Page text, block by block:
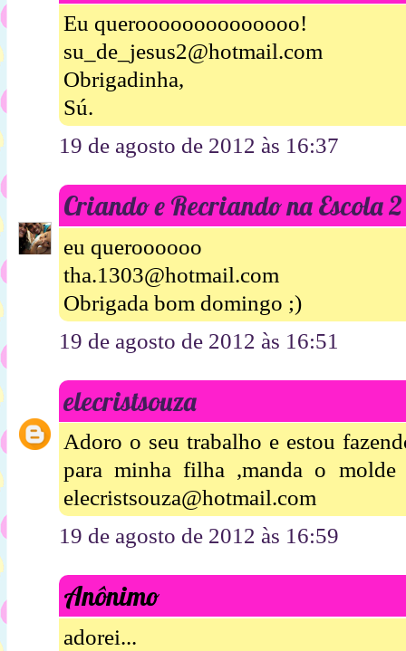
Eu queroooooooooooooo!
su_de_jesus2@hotmail.com
Obrigadinha,
Sú.
19 de agosto de 2012 às 16:37
Criando e Recriando na Escola 2
eu queroooooo
tha.1303@hotmail.com
Obrigada bom domingo ;)
19 de agosto de 2012 às 16:51
elecristsouza
Adoro o seu trabalho e estou
para minha filha ,manda o molde
elecristsouza@hotmail.com
19 de agosto de 2012 às 16:59
Anônimo
adorei...